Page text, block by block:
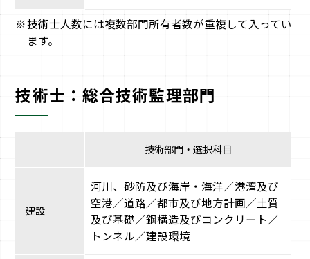
技術士人数には複数部門所有者数が重複して入ってい
ます。
技術士：総合技術監理部門
技術部門・選択科目
建設
河川、砂防及び海岸・海洋／港湾及び
空港／道路／都市及び地方計画／土質
及び基礎／鋼構造及びコンクリート／
トンネル／建設環境